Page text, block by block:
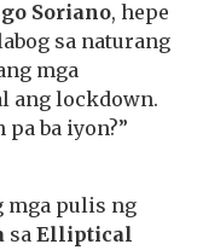
Soriano, hepe
sa naturang
mga
ang lockdown.
ba iyon?”
mga pulis ng
sa Elliptical